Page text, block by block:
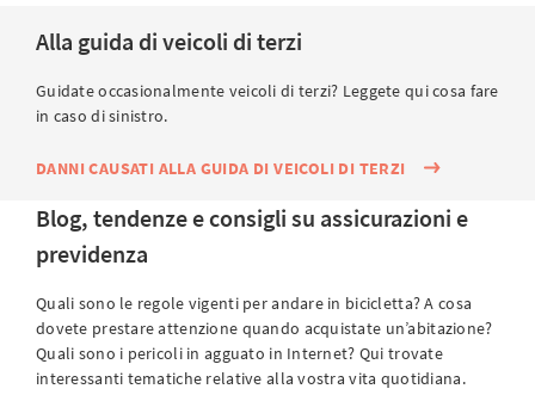
Alla guida di veicoli di terzi
Guidate occasionalmente veicoli di terzi? Leggete qui cosa fare
in caso di sinistro.
DANNI CAUSATI ALLA GUIDA DI VEICOLI DI TERZI
Blog, tendenze e consigli su assicurazioni e
previdenza
Quali sono le regole vigenti per andare in bicicletta? A cosa
dovete prestare attenzione quando acquistate un’abitazione?
Quali sono i pericoli in agguato in Internet? Qui trovate
interessanti tematiche relative alla vostra vita quotidiana.